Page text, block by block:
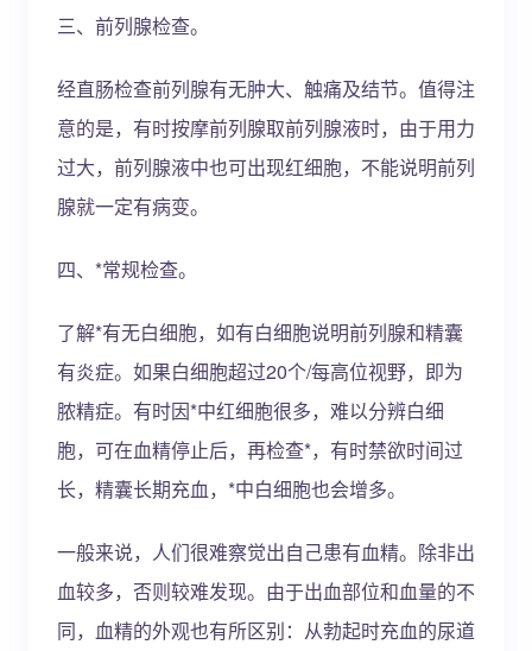
三、前列腺检查。
经直肠检查前列腺有无肿大、触痛及结节。值得注
意的是，有时按摩前列腺取前列腺液时，由于用力
过大，前列腺液中也可出现红细胞，不能说明前列
腺就一定有病变。
四、*常规检查。
了解*有无白细胞，如有白细胞说明前列腺和精囊
有炎症。如果白细胞超过20个/每高位视野，即为
脓精症。有时因*中红细胞很多，难以分辨白细
胞，可在血精停止后，再检查*，有时禁欲时间过
长，精囊长期充血，*中白细胞也会增多。
一般来说，人们很难察觉出自己患有血精。除非出
血较多，否则较难发现。由于出血部位和血量的不
同，血精的外观也有所区别：从勃起时充血的尿道